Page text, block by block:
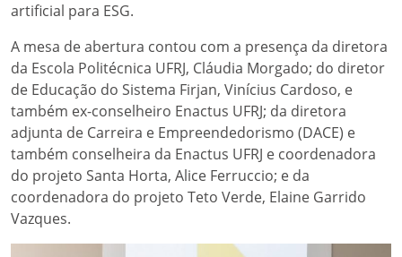
artificial para ESG.
A mesa de abertura contou com a presença da diretora
da Escola Politécnica UFRJ, Cláudia Morgado; do diretor
de Educação do Sistema Firjan, Vinícius Cardoso, e
também ex-conselheiro Enactus UFRJ; da diretora
adjunta de Carreira e Empreendedorismo (DACE) e
também conselheira da Enactus UFRJ e coordenadora
do projeto Santa Horta, Alice Ferruccio; e da
coordenadora do projeto Teto Verde, Elaine Garrido
Vazques.